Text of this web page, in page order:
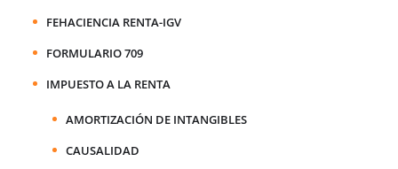
FEHACIENCIA RENTA-IGV
FORMULARIO 709
IMPUESTO A LA RENTA
AMORTIZACIÓN DE INTANGIBLES
CAUSALIDAD